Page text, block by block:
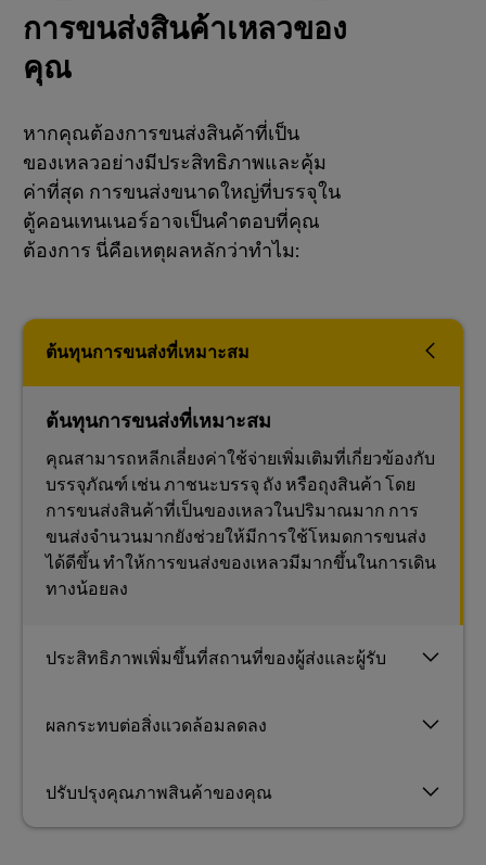
การขนส่งสินค้าเหลวของ
คุณ
หากคุณต้องการขนส่งสินค้าที่เป็น
ของเหลวอย่างมีประสิทธิภาพและคุ้ม
ค่าที่สุด การขนส่งขนาดใหญ่ที่บรรจุใน
ตู้คอนเทนเนอร์อาจเป็นคําตอบที่คุณ
ต้องการ นี่คือเหตุผลหลักว่าทําไม:
ต้นทุนการขนส่งที่เหมาะสม
ประสิทธิภาพเพิ่มขึ้นที่สถานที่ของผู้ส่งและผู้รับ
ผลกระทบต่อสิ่งแวดล้อมลดลง
ปรับปรุงคุณภาพสินค้าของคุณ
ต้นทุนการขนส่งที่เหมาะสม
คุณสามารถหลีกเลี่ยงค่าใช้จ่ายเพิ่มเติมที่เกี่ยวข้องกับ
บรรจุภัณฑ์ เช่น ภาชนะบรรจุ ถัง หรือถุงสินค้า โดย
การขนส่งสินค้าที่เป็นของเหลวในปริมาณมาก การ
ขนส่งจํานวนมากยังช่วยให้มีการใช้โหมดการขนส่ง
ได้ดีขึ้น ทําให้การขนส่งของเหลวมีมากขึ้นในการเดิน
ทางน้อยลง